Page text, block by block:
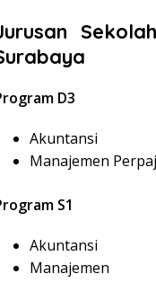
D3
Akuntansi
Manajemen
S1
Akuntansi
Manajemen